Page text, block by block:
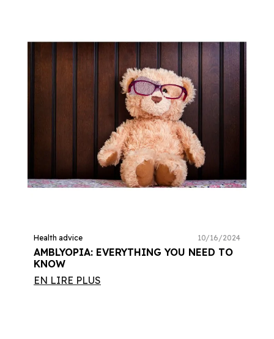
AMBLYOPIA: EVERYTHING YOU NEED TO
KNOW
Health advice 10/16/2024
EN LIRE PLUS